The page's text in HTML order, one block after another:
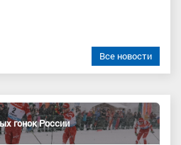
Все новости
гонок России